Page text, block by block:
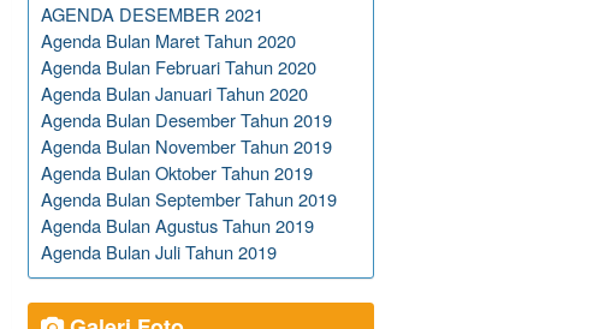
AGENDA DESEMBER 2021
Agenda Bulan Maret Tahun 2020
Agenda Bulan Februari Tahun 2020
Agenda Bulan Januari Tahun 2020
Agenda Bulan Desember Tahun 2019
Agenda Bulan November Tahun 2019
Agenda Bulan Oktober Tahun 2019
Agenda Bulan September Tahun 2019
Agenda Bulan Agustus Tahun 2019
Agenda Bulan Juli Tahun 2019